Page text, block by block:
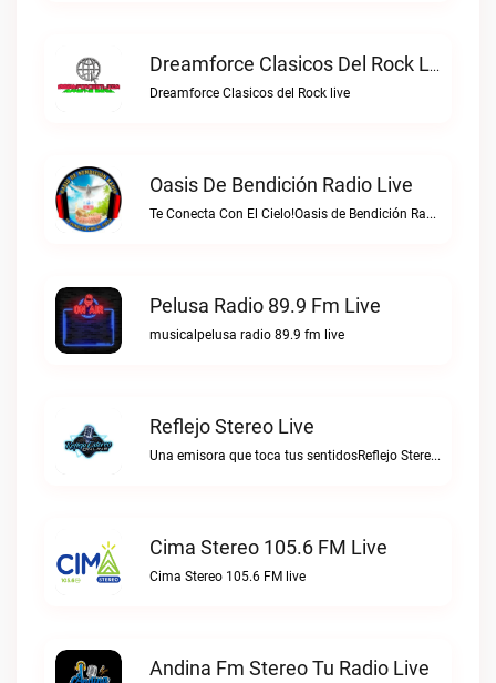
Dreamforce Clasicos Del Rock Live
Dreamforce Clasicos del Rock live
Oasis De Bendición Radio Live
Te Conecta Con El Cielo!Oasis de Bendición Radio live
Pelusa Radio 89.9 Fm Live
musicalpelusa radio 89.9 fm live
Reflejo Stereo Live
Una emisora que toca tus sentidosReflejo Stereo live
Cima Stereo 105.6 FM Live
Cima Stereo 105.6 FM live
Andina Fm Stereo Tu Radio Live